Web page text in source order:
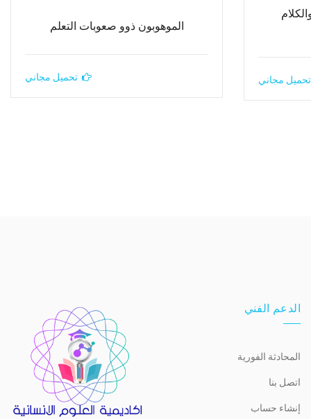
تحميل مجاني
الموهوبون ذوو صعوبات التعلم
تحميل مجاني
الدعم الفني
المحادثة الفورية
اتصل بنا
إنشاء حساب